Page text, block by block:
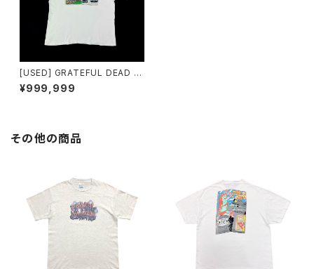
[USED] GRATEFUL DEAD T
-SHIRT TOURS “Я” US TO
UR ´95
¥999,999
その他の商品